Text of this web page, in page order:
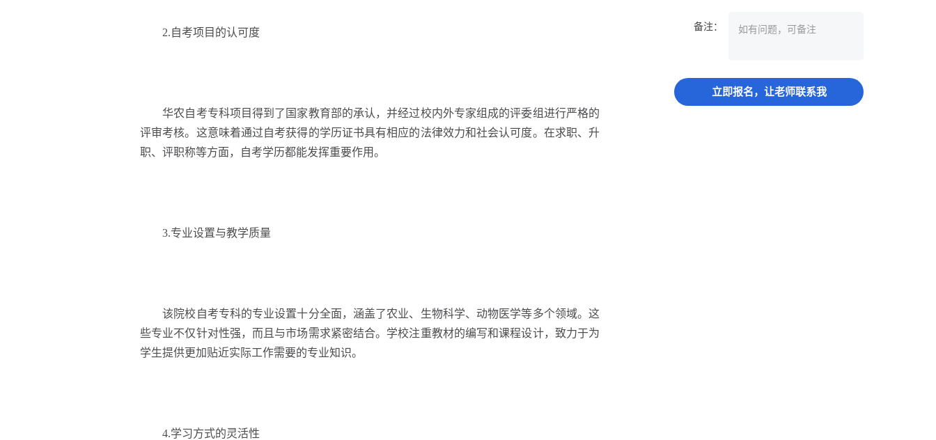
2.自考项目的认可度
华农自考专科项目得到了国家教育部的承认，并经过校内外专家组成的评委组进行严格的
评审考核。这意味着通过自考获得的学历证书具有相应的法律效力和社会认可度。在求职、升
职、评职称等方面，自考学历都能发挥重要作用。
3.专业设置与教学质量
该院校自考专科的专业设置十分全面，涵盖了农业、生物科学、动物医学等多个领域。这
些专业不仅针对性强，而且与市场需求紧密结合。学校注重教材的编写和课程设计，致力于为
学生提供更加贴近实际工作需要的专业知识。
4.学习方式的灵活性
备注：